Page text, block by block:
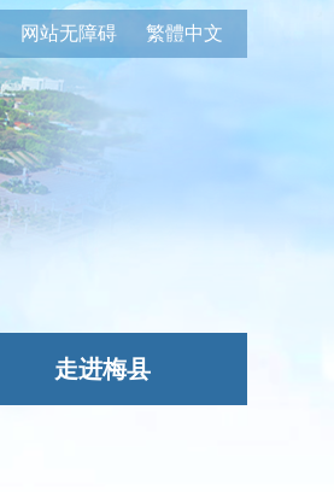
繁體中文
网站无障碍
走进梅县